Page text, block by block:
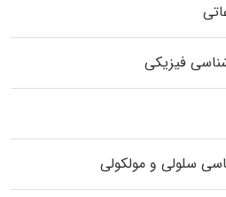
فیزیکی
سلولی و مولکولی